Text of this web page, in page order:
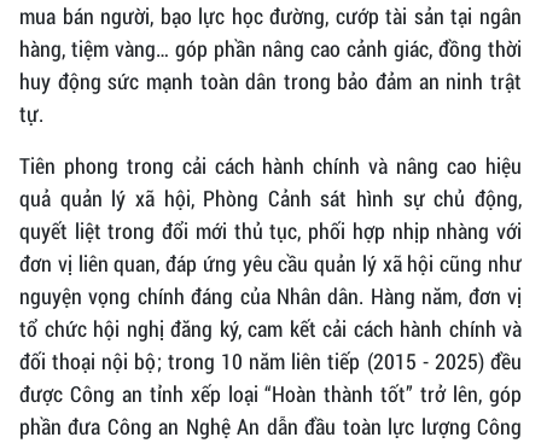
mua bán người, bạo lực học đường, cướp tài sản tại ngân
hàng, tiệm vàng… góp phần nâng cao cảnh giác, đồng thời
huy động sức mạnh toàn dân trong bảo đảm an ninh trật
tự.
Tiên phong trong cải cách hành chính và nâng cao hiệu
quả quản lý xã hội, Phòng Cảnh sát hình sự chủ động,
quyết liệt trong đổi mới thủ tục, phối hợp nhịp nhàng với
đơn vị liên quan, đáp ứng yêu cầu quản lý xã hội cũng như
nguyện vọng chính đáng của Nhân dân. Hàng năm, đơn vị
tổ chức hội nghị đăng ký, cam kết cải cách hành chính và
đối thoại nội bộ; trong 10 năm liên tiếp (2015 - 2025) đều
được Công an tỉnh xếp loại “Hoàn thành tốt” trở lên, góp
phần đưa Công an Nghệ An dẫn đầu toàn lực lượng Công